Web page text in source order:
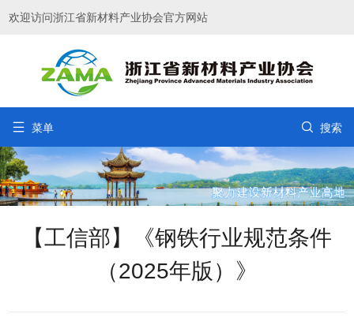
欢迎访问浙江省新材料产业协会官方网站
 菜单  搜索
【工信部】《钢铁行业规范条件
（2025年版）》